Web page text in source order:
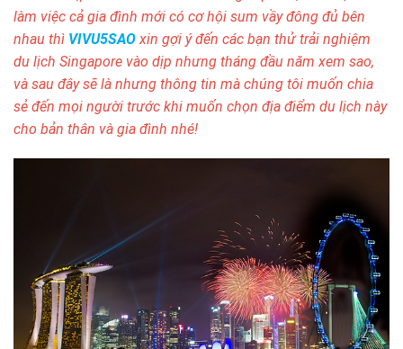
làm việc cả gia đình mới có cơ hội sum vầy đông đủ bên
nhau thì VIVU5SAO xin gợi ý đến các bạn thử trải nghiệm
du lịch Singapore vào dịp nhưng tháng đầu năm xem sao,
và sau đây sẽ là nhưng thông tin mà chúng tôi muốn chia
sẻ đến mọi người trước khi muốn chọn địa điểm du lịch này
cho bản thân và gia đình nhé!